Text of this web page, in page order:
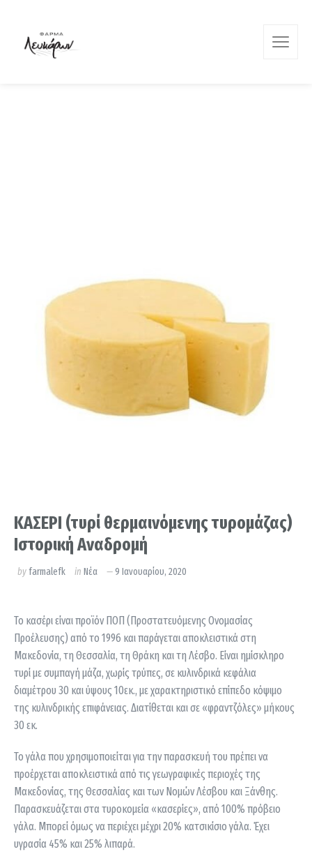
ΚΑΣΕΡΙ (τυρί θερμαινόμενης τυρομάζας)
Ιστορική Αναδρομή
byfarmalefk in Νέα 9 Ιανουαρίου, 2020
Το κασέρι είναι προϊόν ΠΟΠ (Προστατευόµενης Ονοµασίας
Προέλευσης) από το 1996 και παράγεται αποκλειστικά στη
Μακεδονία, τη Θεσσαλία, τη Θράκη και τη Λέσβο. Είναι ηµίσκληρο
τυρί µε συµπαγή µάζα, χωρίς τρύπες, σε κυλινδρικά κεφάλια
διαμέτρου 30 και ύψους 10εκ., µε χαρακτηριστικό επίπεδο κόψιµο
της κυλινδρικής επιφάνειας. Διατίθεται και σε «φραντζόλες» µήκους
30 εκ.
Το γάλα που χρησιµοποιείται για την παρασκευή του πρέπει να
προέρχεται αποκλειστικά από τις γεωγραφικές περιοχές της
Μακεδονίας, της Θεσσαλίας και των Νοµών Λέσβου και Ξάνθης.
Παρασκευάζεται στα τυροκομεία «κασερίες», από 100% πρόβειο
γάλα. Μπορεί όµως να περιέχει µέχρι 20% κατσικίσιο γάλα. Έχει
υγρασία 45% και 25% λιπαρά.